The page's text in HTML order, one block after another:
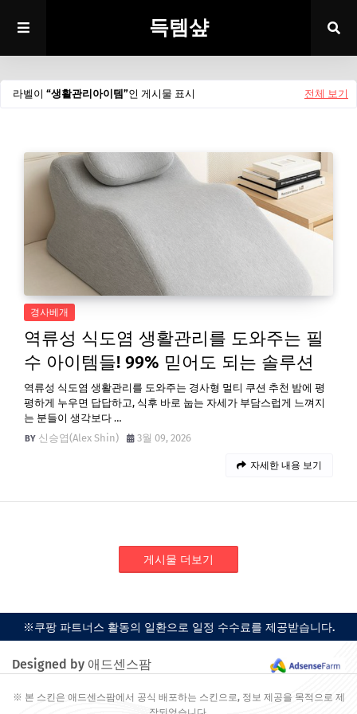
득템샾
라벨이 생활관리아이템 인 게시물 표시 전체 보기
경사베개
역류성 식도염 생활관리를 도와주는 필
수 아이템들! 99% 믿어도 되는 솔루션
역류성 식도염 생활관리를 도와주는 경사형 멀티 쿠션 추천 밤에 평
평하게 누우면 답답하고, 식후 바로 눕는 자세가 부담스럽게 느껴지
는 분들이 생각보다 …
신승엽(Alex Shin)
3월 09, 2026
자세한 내용 보기
게시물 더보기
※쿠팡 파트너스 활동의 일환으로 일정 수수료를 제공받습니다.
Designed by 애드센스팜
※ 본 스킨은 애드센스팜에서 공식 배포하는 스킨으로, 정보 제공을 목적으로 제